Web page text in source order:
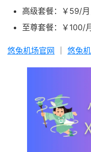
高级套餐：￥59/月
至尊套餐：￥100/
悠兔机场官网 悠兔